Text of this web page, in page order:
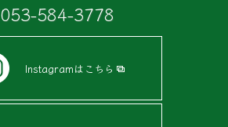
053-584-3778
Instagramはこちら